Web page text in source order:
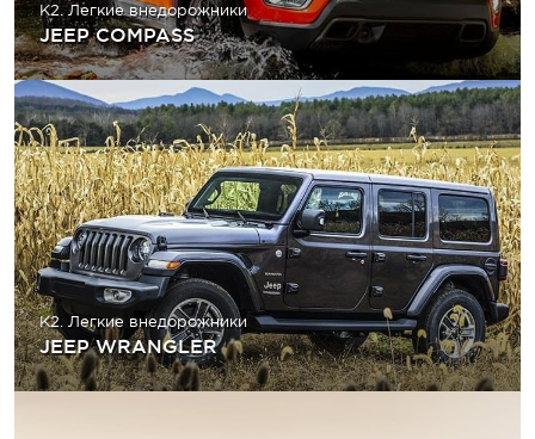
K2. Легкие внедорожники
JEEP COMPASS
K2. Легкие внедорожники
JEEP WRANGLER